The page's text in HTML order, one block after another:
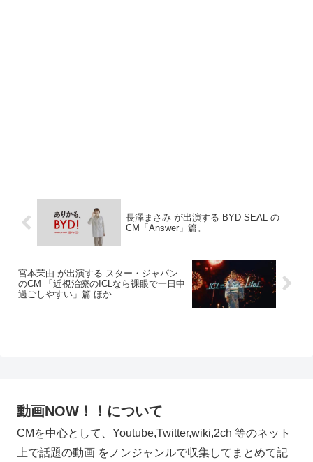
長澤まさみ が出演する BYD SEAL の
CM「Answer」篇。
宮本茉由 が出演する スター・ジャパン
のCM 「近視治療のICLなら裸眼で一日中
過ごしやすい」篇 ほか
動画NOW！！について
CMを中心として、Youtube,Twitter,wiki,2ch 等のネット
上で話題の動画 をノンジャンルで収集してまとめて記